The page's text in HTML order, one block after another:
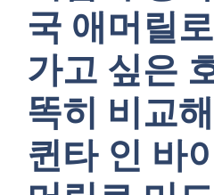
국 애머릴
가고 싶은
똑히 비교
퀸타 인 바